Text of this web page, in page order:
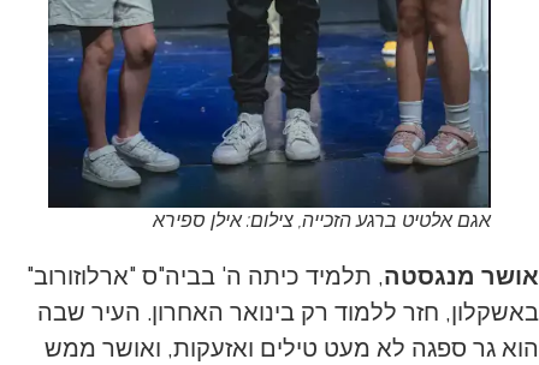
אגם אלטיט ברגע הזכייה, צילום: אילן ספירא
אושר מנגסטה, תלמיד כיתה ה' בביה"ס "ארלוזורוב"
באשקלון, חזר ללמוד רק בינואר האחרון. העיר שבה
הוא גר ספגה לא מעט טילים ואזעקות, ואושר ממש